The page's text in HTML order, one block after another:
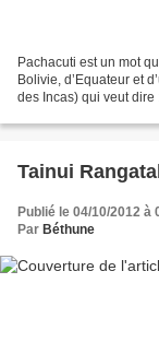
Pachacuti est un mot
Bolivie, d’Equateur et
des Incas) qui veut dire
Tainui
Publié le 04/10/2012 à
Par Béthune